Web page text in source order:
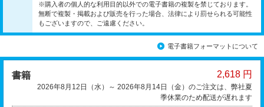
※購入者の個人的な利用目的以外での電子書籍の複製を禁じております。
無断で複製・掲載および販売を行った場合、法律により罰せられる可能性
もございますので、ご遠慮ください。
電子書籍フォーマットについて
書籍 2,618 円
2026年8月12日（水）～ 2026年8月14日（金）のご注文は、弊社夏
季休業のため配送が遅れます